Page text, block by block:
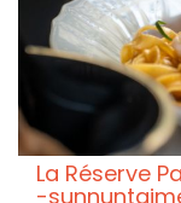
La Réserve
-